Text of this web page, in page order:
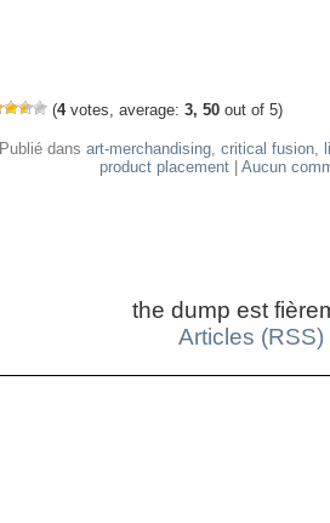
(4votes, average: 3, 50 out of 5)
Publié dans art-merchandising, critical fusion,
product placement
Aucun
the dump est
Articles (RSS)